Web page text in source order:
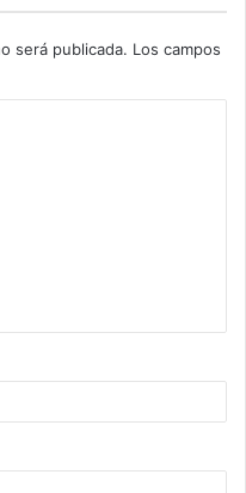
será publicada. Los campos